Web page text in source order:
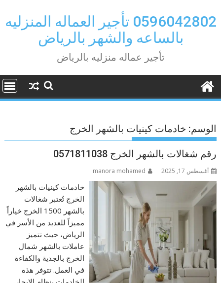
to
content
0596042802 تأجير العماله المنزليه
بالساعه والشهر بالرياض
تأجير عماله منزليه بالرياض
الوسم: خادمات كينيات بالشهر الخرج
رقم شغالات بالشهر الخرج 0571811038
أغسطس 17, 2025 manora mohamed
خادمات كينيات بالشهر
الخرج تُعتبر شغالات
بالشهر 1500 الخرج خياراً
مميزاً للعديد من الأسر في
الرياض، حيث تتميز
عاملات بالشهر شمال
الخرج بالجدية والكفاءة
في العمل. تتوفر هذه